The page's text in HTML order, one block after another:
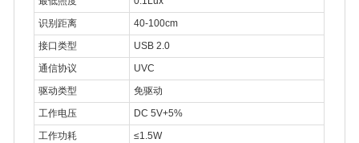
识别距离
40-100cm
接口类型
USB 2.0
通信协议
UVC
驱动类型
免驱动
工作电压
DC 5V+5%
工作功耗
≤1.5W